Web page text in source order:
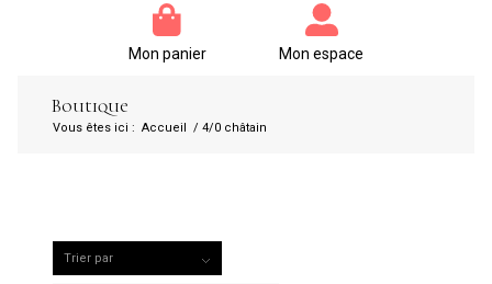
Mon panier Mon espace
Boutique
Vous êtes ici : Accueil / 4/0 châtain
Trier par